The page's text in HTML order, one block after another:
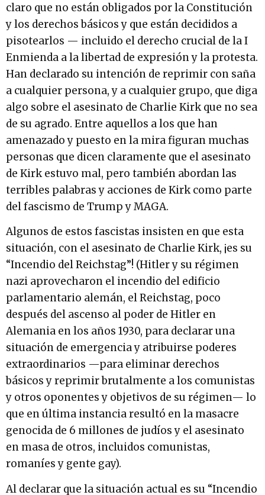
claro que no están obligados por la Constitución
y los derechos básicos y que están decididos a
pisotearlos — incluido el derecho crucial de la I
Enmienda a la libertad de expresión y la protesta.
Han declarado su intención de reprimir con saña
a cualquier persona, y a cualquier grupo, que diga
algo sobre el asesinato de Charlie Kirk que no sea
de su agrado. Entre aquellos a los que han
amenazado y puesto en la mira figuran muchas
personas que dicen claramente que el asesinato
de Kirk estuvo mal, pero también abordan las
terribles palabras y acciones de Kirk como parte
del fascismo de Trump y MAGA.
Algunos de estos fascistas insisten en que esta
situación, con el asesinato de Charlie Kirk, ¡es su
“Incendio del Reichstag”! (Hitler y su régimen
nazi aprovecharon el incendio del edificio
parlamentario alemán, el Reichstag, poco
después del ascenso al poder de Hitler en
Alemania en los años 1930, para declarar una
situación de emergencia y atribuirse poderes
extraordinarios —para eliminar derechos
básicos y reprimir brutalmente a los comunistas
y otros oponentes y objetivos de su régimen— lo
que en última instancia resultó en la masacre
genocida de 6 millones de judíos y el asesinato
en masa de otros, incluidos comunistas,
romaníes y gente gay).
Al declarar que la situación actual es su “Incendio